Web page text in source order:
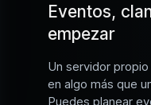
Eventos,
empezar
Un servidor
en algo más que
Puedes planear